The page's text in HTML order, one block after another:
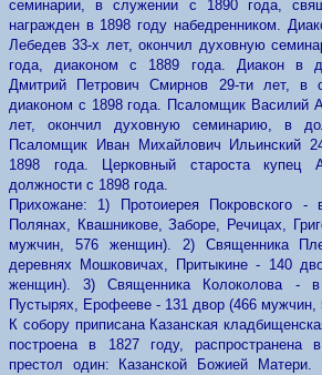
семинарии, в служении с 1890 года,
награжден в 1898 году набедренником.
Лебедев 33-х лет, окончил духовную
года, диаконом с 1889 года. Диакон в
Дмитрий Петрович Смирнов 29-ти лет, в
диаконом с 1898 года. Псаломщик Василий
лет, окончил духовную семинарию, в
Псаломщик Иван Михайлович Ильинский
1898 года. Церковный староста купец
должности с 1898 года.
Прихожане: 1) Протоиерея Покровского -
Полянах, Квашникове, Заборе, Речицах,
мужчин, 576 женщин). 2) Священника
деревнях Мошковичах, Притыкине - 140
женщин). 3) Священника Колоколова -
Пустырях, Ерофееве - 131 двор (466
К собору приписана Казанская
построена в 1827 году, распространена
престол один: Казанской Божией Матери.